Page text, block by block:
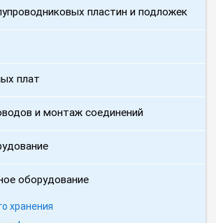
пластин и подложек
плат
и монтаж соединений
оборудование
хранения